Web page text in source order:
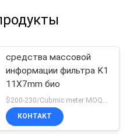
средства массовой
информации фильтра K1
11X7mm био
КОНТАКТ